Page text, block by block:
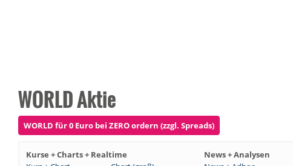
WORLD Aktie
WORLD für 0 Euro bei ZERO ordern (zzgl. Spreads)
Kurse + Charts + Realtime News + Analysen